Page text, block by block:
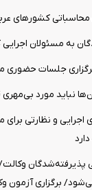
محاسباتی کشورهای
به مسئولان
برگزاری جلسات
نباید مورد بی‌مهری
و نظارتی برای
پذیرفته‌شدگان
آزمون وکالت ۱۴۰۵ در